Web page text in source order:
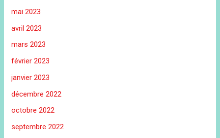
mai 2023
avril 2023
mars 2023
février 2023
janvier 2023
décembre 2022
octobre 2022
septembre 2022